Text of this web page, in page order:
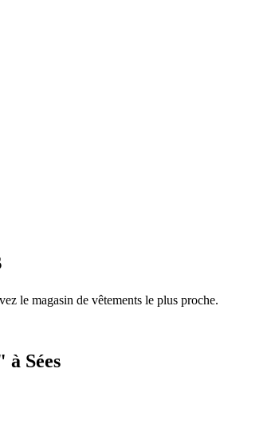
le magasin de vêtements le plus proche.
à Sées